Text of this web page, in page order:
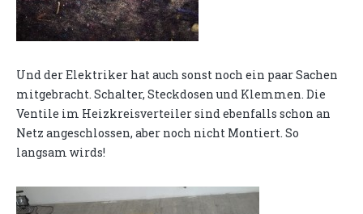
Und der Elektriker hat auch sonst noch ein paar Sachen
mitgebracht. Schalter, Steckdosen und Klemmen. Die
Ventile im Heizkreisverteiler sind ebenfalls schon an
Netz angeschlossen, aber noch nicht Montiert. So
langsam wirds!